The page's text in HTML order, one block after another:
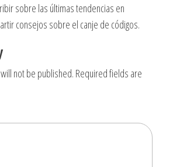
sobre las últimas tendencias en
consejos sobre el canje de códigos.
not be published. Required fields are